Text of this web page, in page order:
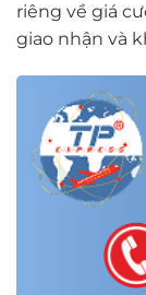
riêng về giá
giao nhận và